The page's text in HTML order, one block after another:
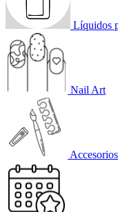
Líquidos
Nail Art
Accesorios